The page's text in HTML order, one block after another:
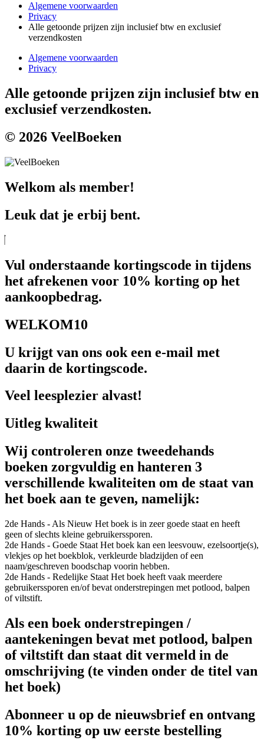
Algemene voorwaarden
Privacy
Alle getoonde prijzen zijn inclusief btw en exclusief
verzendkosten
Algemene voorwaarden
Privacy
Alle getoonde prijzen zijn inclusief btw en
exclusief verzendkosten.
© 2026 VeelBoeken
Welkom als member!
Leuk dat je erbij bent.
Vul onderstaande kortingscode in tijdens
het afrekenen voor 10% korting op het
aankoopbedrag.
WELKOM10
U krijgt van ons ook een e-mail met
daarin de kortingscode.
Veel leesplezier alvast!
Uitleg kwaliteit
Wij controleren onze tweedehands
boeken zorgvuldig en hanteren 3
verschillende kwaliteiten om de staat van
het boek aan te geven, namelijk:
2de Hands - Als Nieuw Het boek is in zeer goede staat en heeft
geen of slechts kleine gebruikerssporen.
2de Hands - Goede Staat Het boek kan een leesvouw, ezelsoortje(s),
vlekjes op het boekblok, verkleurde bladzijden of een
naam/geschreven boodschap voorin hebben.
2de Hands - Redelijke Staat Het boek heeft vaak meerdere
gebruikerssporen en/of bevat onderstrepingen met potlood, balpen
of viltstift.
Als een boek onderstrepingen /
aantekeningen bevat met potlood, balpen
of viltstift dan staat dit vermeld in de
omschrijving (te vinden onder de titel van
het boek)
Abonneer u op de nieuwsbrief en ontvang
10% korting op uw eerste bestelling